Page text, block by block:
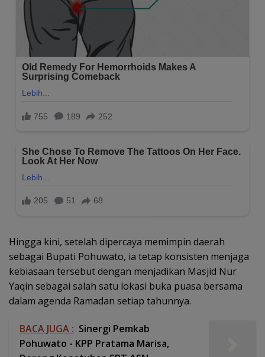
Hingga kini, setelah dipercaya memimpin daerah
sebagai Bupati Pohuwato, ia tetap konsisten menjaga
kebiasaan tersebut dengan menjadikan Masjid Nur
Yaqin sebagai salah satu lokasi buka puasa bersama
dalam agenda Ramadan setiap tahunnya.
BACA JUGA : Sinergi Pemkab
Pohuwato - KPP Pratama Marisa,